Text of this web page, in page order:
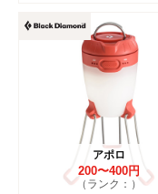
アポロ
200〜400円
（ランク：）